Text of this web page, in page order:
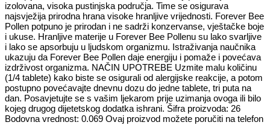
izolovana, visoka pustinjska područja. Time se osigurava
najsvježija prirodna hrana visoke hranljive vrijednosti. Forever Bee
Pollen potpuno je prirodan i ne sadrži konzervanse, vještačke boje
i ukuse. Hranljive materije u Forever Bee Pollenu su lako svarljive
i lako se apsorbuju u ljudskom organizmu. Istraživanja naučnika
ukazuju da Forever Bee Pollen daje energiju i pomaže i povećava
izdrživost organizma. NAČIN UPOTREBE Uzmite malu količinu
(1/4 tablete) kako biste se osigurali od alergijske reakcije, a potom
postupno povećavajte dnevnu dozu do jedne tablete, tri puta na
dan. Posavjetujte se s vašim ljekarom prije uzimanja ovoga ili bilo
kojeg drugog dijetetskog dodatka ishrani. Šifra proizvoda: 26
Bodovna vrednost: 0.069 Ovaj proizvod možete poručiti na telefon